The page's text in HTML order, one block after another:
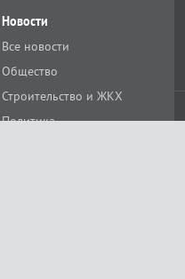
Новости
Все новости
Общество
Строительство и ЖКХ
Политика